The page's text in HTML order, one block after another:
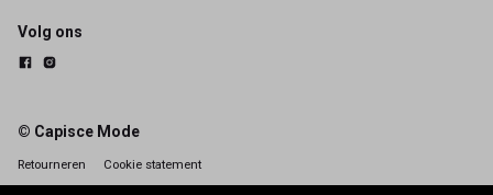
Volg ons
© Capisce Mode
Retourneren Cookie statement